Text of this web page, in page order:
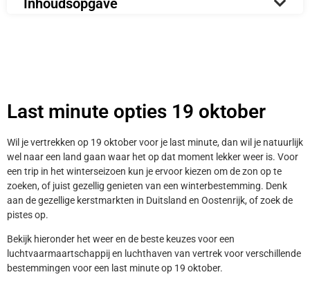
Last minute opties 19 oktober
Wil je vertrekken op 19 oktober voor je last minute, dan wil je natuurlijk
wel naar een land gaan waar het op dat moment lekker weer is. Voor
een trip in het winterseizoen kun je ervoor kiezen om de zon op te
zoeken, of juist gezellig genieten van een winterbestemming. Denk
aan de gezellige kerstmarkten in Duitsland en Oostenrijk, of zoek de
pistes op.
Bekijk hieronder het weer en de beste keuzes voor een
luchtvaarmaartschappij en luchthaven van vertrek voor verschillende
bestemmingen voor een last minute op 19 oktober.